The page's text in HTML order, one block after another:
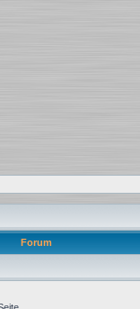
Forum